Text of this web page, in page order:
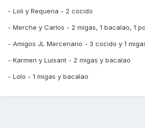
- Loli y Requena - 2 cocido
- Merche y Carlos - 2 migas, 1 bacalao, 1
- Amigos JL Mercenario - 3 cocido y 1
- Karmen y Luisant - 2 migas y bacalao
- Lolo - 1 migas y bacalao